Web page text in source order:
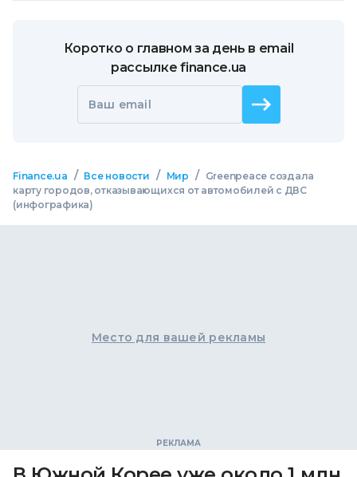
Коротко о главном за день в email
рассылке finance.ua
Ваш email
Finance.ua / Все новости / Мир /
Greenpeace создала
карту городов, отказывающихся от автомобилей с ДВС
(инфографика)
Место для вашей рекламы